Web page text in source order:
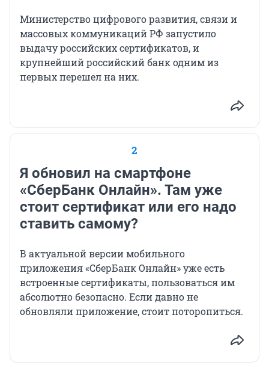
Министерство цифрового развития, связи и
массовых коммуникаций РФ запустило
выдачу российских сертификатов, и
крупнейший российский банк одним из
первых перешел на них.
2
Я обновил на смартфоне
«СберБанк Онлайн». Там уже
стоит сертификат или его надо
ставить самому?
В актуальной версии мобильного
приложения «СберБанк Онлайн» уже есть
встроенные сертификаты, пользоваться им
абсолютно безопасно. Если давно не
обновляли приложение, стоит поторопиться.